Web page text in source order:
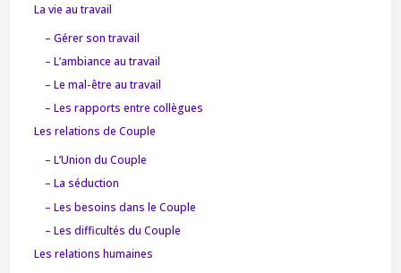
La vie au travail
– Gérer son travail
– L’ambiance au travail
– Le mal-être au travail
– Les rapports entre collègues
Les relations de Couple
– L’Union du Couple
– La séduction
– Les besoins dans le Couple
– Les difficultés du Couple
Les relations humaines